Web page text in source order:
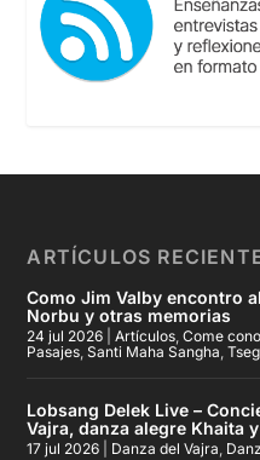
ARTÍCULOS
Como Jim Valby encontro
Norbu y otras memorias
24 jul 2026 |Artículos,Come
Pasajes,Santi Maha Sangha,
Lobsang Delek Live –
Vajra, danza alegre Khaita
17 jul 2026 Danza del Vajra,